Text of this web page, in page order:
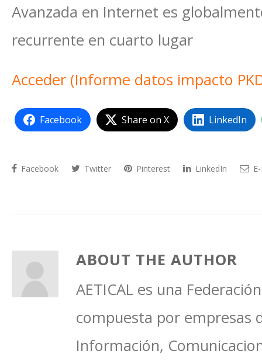
Avanzada en Internet es
recurrente en cuarto lugar
Acceder (Informe datos impacto
Facebook Share on X LinkedIn
Facebook Twitter Pinterest LinkedIn
ABOUT THE AUTHOR
AETICAL es una
compuesta por empresas
Información,